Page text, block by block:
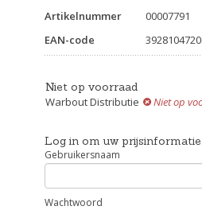
Artikelnummer
00007791
EAN-code
Niet op voorraad
Warbout Distributie
Niet op
Log in om uw
Gebruikersnaam
Wachtwoord